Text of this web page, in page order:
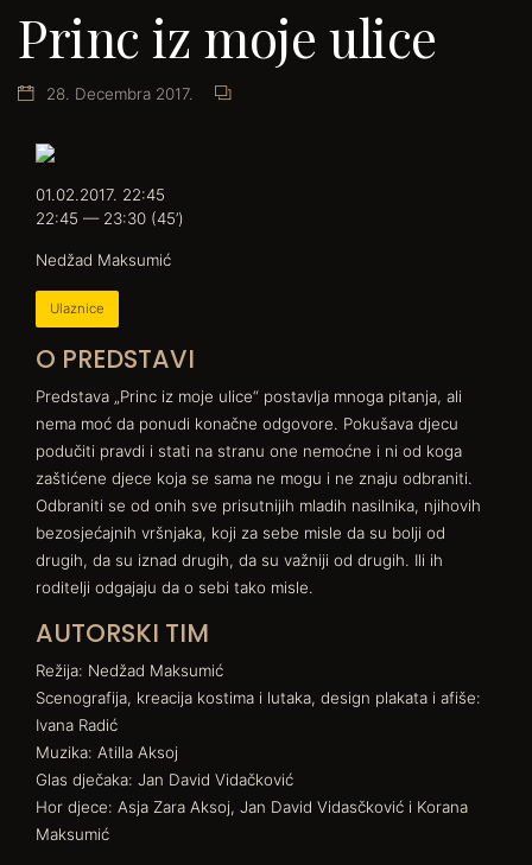
Princ iz moje ulice
28. Decembra 2017.
O PREDSTAVI
Predstava „Princ iz moje ulice“ postavlja mnoga pitanja, ali
nema moć da ponudi konačne odgovore. Pokušava djecu
podučiti pravdi i stati na stranu one nemoćne i ni od koga
zaštićene djece koja se sama ne mogu i ne znaju odbraniti.
Odbraniti se od onih sve prisutnijih mladih nasilnika, njihovih
bezosjećajnih vršnjaka, koji za sebe misle da su bolji od
drugih, da su iznad drugih, da su važniji od drugih. Ili ih
roditelji odgajaju da o sebi tako misle.
AUTORSKI TIM
Režija: Nedžad Maksumić
Scenografija, kreacija kostima i lutaka, design plakata i afiše:
Ivana Radić
Muzika: Atilla Aksoj
Glas dječaka: Jan David Vidačković
Hor djece: Asja Zara Aksoj, Jan David Vidasčković i Korana
Maksumić
01.02.2017. 22:45
22:45 — 23:30 (45’)
Nedžad Maksumić
Ulaznice